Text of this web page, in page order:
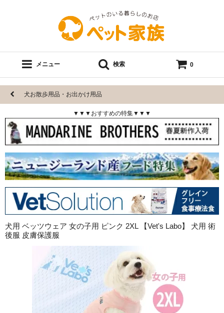
メニュー 検索 0
犬お散歩用品・お出かけ用品
▼▼▼おすすめの特集▼▼▼
犬用 ベッツウェア 女の子用 ピンク 2XL 【Vet's Labo】 犬用 術
後服 皮膚保護服